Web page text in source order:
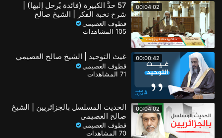
00:04:02
57 حدُّ الكبيرة (فائدة يُرحل إليها) |
شرح نخبة الفكر | الشيخ صالح
العصيمي
قطوف العصيمي
105 المشاهدات
00:00:42 غيث التوحيد | الشيخ صالح العصيمي
قطوف العصيمي
71 المشاهدات
00:04:02
الحديث المسلسل بالجزائريين | الشيخ
صالح العصيمي
قطوف العصيمي
70 المشاهدات